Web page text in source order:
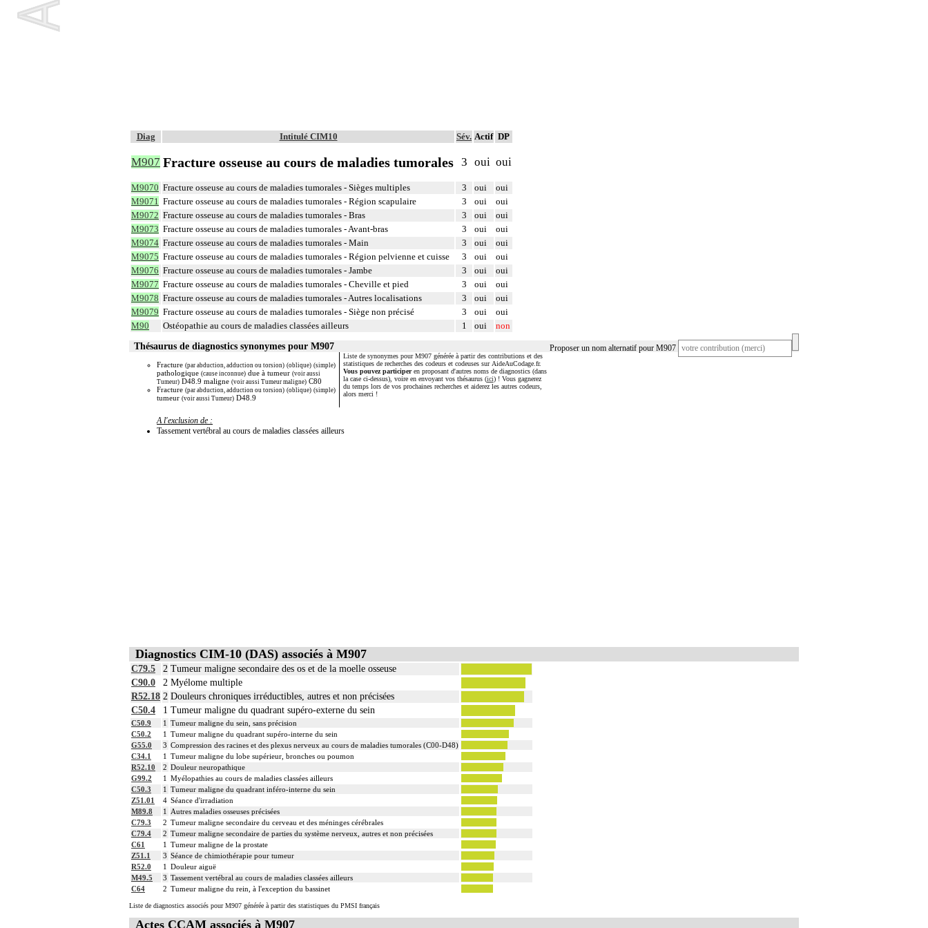
Diag Intitulé CIM10 Sév. Actif DP
M907 Fracture osseuse au cours de maladies tumorales 3 oui oui
M9070 Fracture osseuse au cours de maladies tumorales - Sièges multiples 3 oui
oui
M9071 Fracture osseuse au cours de maladies tumorales - Région scapulaire 3 oui
oui
M9072 Fracture osseuse au cours de maladies tumorales - Bras 3 oui
oui
M9073 Fracture osseuse au cours de maladies tumorales - Avant-bras 3 oui
oui
M9074 Fracture osseuse au cours de maladies tumorales - Main 3 oui
oui
M9075 Fracture osseuse au cours de maladies tumorales - Région pelvienne et cuisse 3 oui
oui
M9076 Fracture osseuse au cours de maladies tumorales - Jambe 3 oui
oui
M9077 Fracture osseuse au cours de maladies tumorales - Cheville et pied 3 oui
oui
M9078 Fracture osseuse au cours de maladies tumorales - Autres localisations 3 oui
oui
M9079 Fracture osseuse au cours de maladies tumorales - Siège non précisé 3 oui
oui
M90
Ostéopathie au cours de maladies classées ailleurs 1 oui non
Proposer un nom alternatif pour M907
Thésaurus de diagnostics synonymes pour M907
Fracture (par abduction, adduction ou torsion) (oblique) (simple)
pathologique (cause inconnue) due à tumeur (voir aussi
Tumeur) D48.9 maligne (voir aussi Tumeur maligne) C80
Fracture (par abduction, adduction ou torsion) (oblique) (simple)
tumeur (voir aussi Tumeur) D48.9
Liste de synonymes pour M907 générée à partir des contributions et des
statistiques de recherches des codeurs et codeuses sur AideAuCodage.fr.
Vous pouvez participeren proposant d'autres noms de diagnostics (dans
la case ci-dessus), voire en envoyant vos thésaurus (ici) ! Vous gagnerez
du temps lors de vos prochaines recherches et aiderez les autres codeurs,
alors merci !
A l'exclusion de :
Tassement vertébral au cours de maladies classées ailleurs
Diagnostics CIM-10 (DAS) associés à M907
C79.5 2 Tumeur maligne secondaire des os et de la moelle osseuse
C90.0
2 Myélome multiple
R52.18 2 Douleurs chroniques irréductibles, autres et non précisées
C50.4
1 Tumeur maligne du quadrant supéro-externe du sein
C50.9 1 Tumeur maligne du sein, sans précision
C50.2
1 Tumeur maligne du quadrant supéro-interne du sein
G55.0
3 Compression des racines et des plexus nerveux au cours de maladies tumorales (C00-D48)
C34.1
1 Tumeur maligne du lobe supérieur, bronches ou poumon
R52.10
2 Douleur neuropathique
G99.2
1 Myélopathies au cours de maladies classées ailleurs
C50.3
1 Tumeur maligne du quadrant inféro-interne du sein
Z51.01
4 Séance d'irradiation
M89.8
1
Autres maladies osseuses précisées
C79.3
2 Tumeur maligne secondaire du cerveau et des méninges cérébrales
C79.4
2 Tumeur maligne secondaire de parties du système nerveux, autres et non précisées
C61
1 Tumeur maligne de la prostate
Z51.1
3 Séance de chimiothérapie pour tumeur
R52.0
1 Douleur aiguë
M49.5
3 Tassement vertébral au cours de maladies classées ailleurs
C64
2 Tumeur maligne du rein, à l'exception du bassinet
Liste de diagnostics associés pour M907 générée à partir des statistiques du PMSI français
Actes CCAM associés à M907